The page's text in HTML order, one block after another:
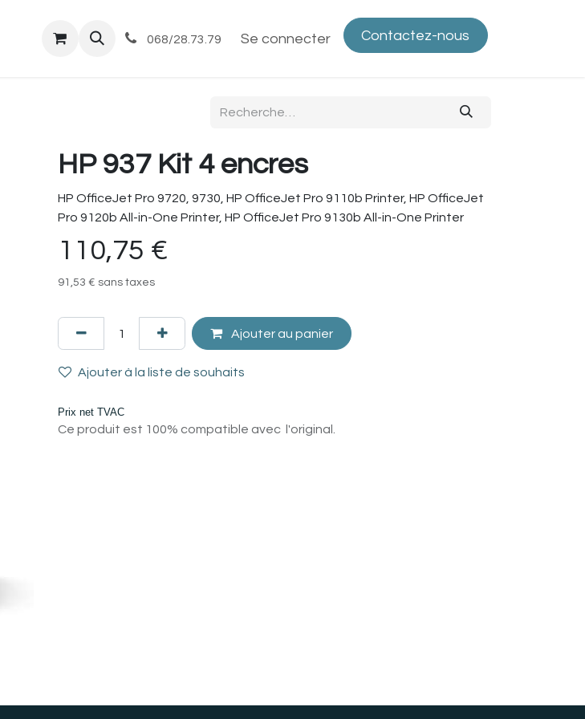
Commandes et livraisons Contactez-nous Politique de confidentialité
068/28.73.79 Se connecter Contactez-nous
HP 937 Kit 4 encres
HP OfficeJet Pro 9720, 9730, HP OfficeJet Pro 9110b Printer, HP OfficeJet
Pro 9120b All-in-One Printer, HP OfficeJet Pro 9130b All-in-One Printer
110,75 €
91,53 € sans taxes
Ajouter au panier
Ajouter à la liste de souhaits
Prix net TVAC
Ce produit est 100% compatible avec l'original.